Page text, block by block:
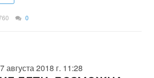
0
августа 2018 г. 11:28